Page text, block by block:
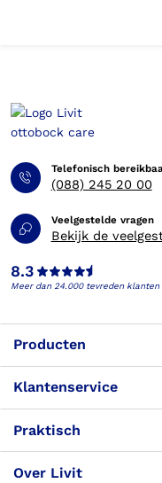
Telefonisch
(088) 245 20 00
Veelgestelde vragen
Bekijk de
8.3
Meer dan 24.000 tevreden klanten
Producten
Klantenservice
Praktisch
Over Livit